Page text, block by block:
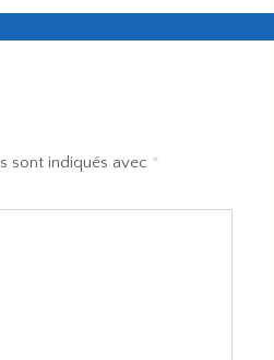
sont indiqués avec *